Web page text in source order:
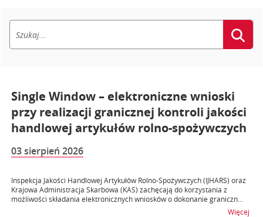
Single Window – elektroniczne wnioski
przy realizacji granicznej kontroli jakości
handlowej artykułów rolno-spożywczych
03 sierpień 2026
Inspekcja Jakości Handlowej Artykułów Rolno-Spożywczych (IJHARS) oraz
Krajowa Administracja Skarbowa (KAS) zachęcają do korzystania z
możliwości składania elektronicznych wniosków o dokonanie graniczn...
Więcej